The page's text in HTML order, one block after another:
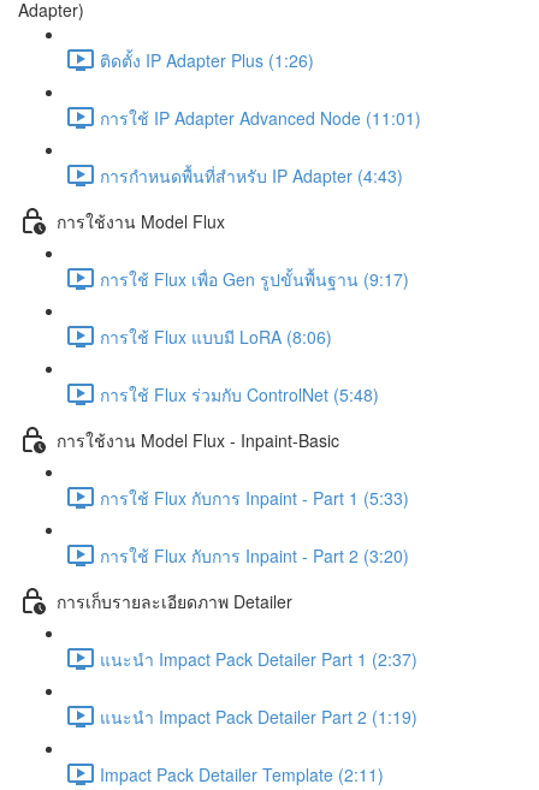
Adapter)
ติดตั้ง IP Adapter Plus (1:26)
การใช้ IP Adapter Advanced Node (11:01)
การกำหนดพื้นที่สำหรับ IP Adapter (4:43)
การใช้งาน Model Flux
การใช้ Flux เพื่อ Gen รูปขั้นพื้นฐาน (9:17)
การใช้ Flux แบบมี LoRA (8:06)
การใช้ Flux ร่วมกับ ControlNet (5:48)
การใช้งาน Model Flux - Inpaint-Basic
การใช้ Flux กับการ Inpaint - Part 1 (5:33)
การใช้ Flux กับการ Inpaint - Part 2 (3:20)
การเก็บรายละเอียดภาพ Detailer
แนะนำ Impact Pack Detailer Part 1 (2:37)
แนะนำ Impact Pack Detailer Part 2 (1:19)
Impact Pack Detailer Template (2:11)